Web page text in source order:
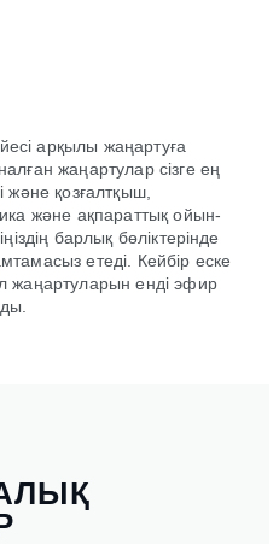
арқылы жаңартуға
жаңартулар сізге ең
және қозғалтқыш,
және ақпараттық ойын-
барлық бөліктерінде
етеді. Кейбір еске
жаңартуларын енді эфир